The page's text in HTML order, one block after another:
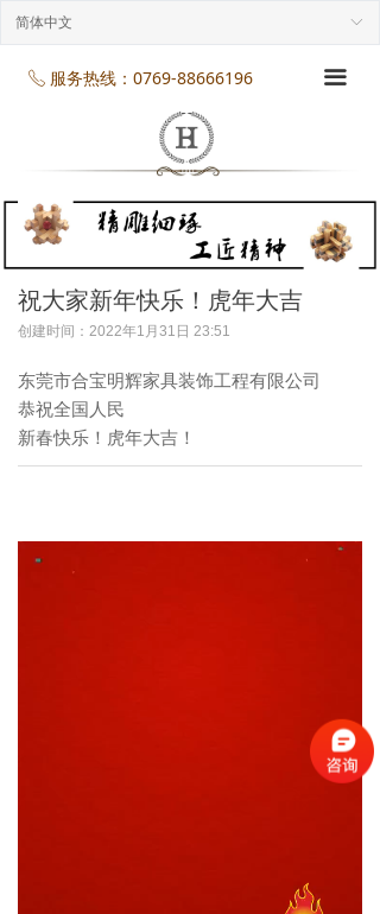
ꀅ
简体中文
끀
首页
企业介绍
项目服务
企业规模
企业资质
企业资讯
联系我们
ꂅ 服务热线：0769-88666196
祝大家新年快乐！虎年大吉
创建时间： 2022年1月31日 23:51
东莞市合宝明辉家具装饰工程有限公司
恭祝全国人民
新春快乐！虎年大吉！